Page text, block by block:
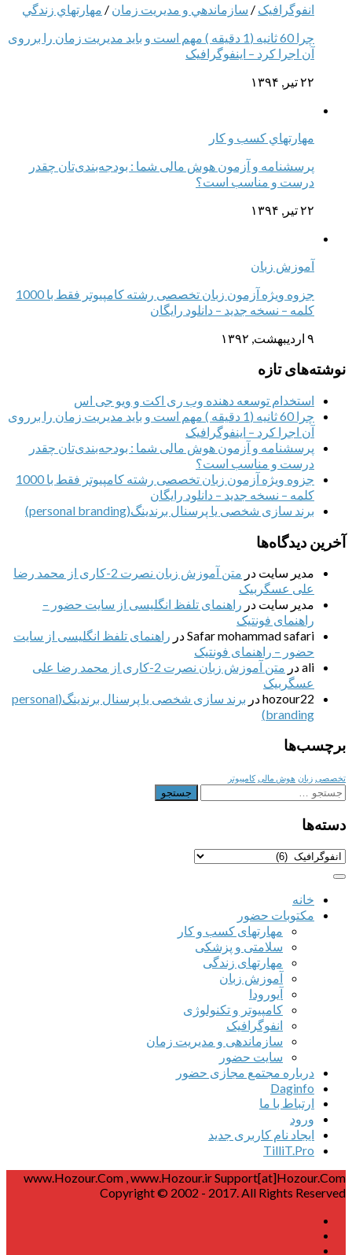
انفوگرافیک / سازماندهي و مديريت زمان / مهارتهاي زندگي
چرا 60 ثانیه (1 دقیقه ) مهم است و باید مدیریت زمان را برروی
آن اجرا کرد – اینفوگرافیک
۲۲ تیر, ۱۳۹۴
مهارتهاي كسب و كار
پرسشنامه و آزمون هوش مالی شما : بودجه‌بندی‌تان چقدر
درست و مناسب است؟
۲۲ تیر, ۱۳۹۴
آموزش زبان
جزوه ویژه آزمون زبان تخصصی رشته کامپیوتر فقط با 1000
کلمه – نسخه جدید – دانلود رایگان
۹ اردیبهشت, ۱۳۹۲
نوشته‌های تازه
استخدام توسعه دهنده وب ری اکت و ویو جی اس
چرا 60 ثانیه (1 دقیقه ) مهم است و باید مدیریت زمان را برروی
آن اجرا کرد – اینفوگرافیک
پرسشنامه و آزمون هوش مالی شما : بودجه‌بندی‌تان چقدر
درست و مناسب است؟
جزوه ویژه آزمون زبان تخصصی رشته کامپیوتر فقط با 1000
کلمه – نسخه جدید – دانلود رایگان
برند سازی شخصی یا پرسنال برندینگ(personal branding)
آخرین دیدگاه‌ها
مدیر سایت در
متن آموزش زبان نصرت 2-کاری از محمد رضا
علی عسگربیک
مدیر سایت در راهنمای تلفظ انگلیسی از سایت حضور –
راهنمای فونتیک
Safar mohammad safariدر راهنمای تلفظ انگلیسی از سایت
حضور – راهنمای فونتیک
aliدر
متن آموزش زبان نصرت 2-کاری از محمد رضا علی
عسگربیک
hozour22در
برند سازی شخصی یا پرسنال برندینگ(personal
branding)
برچسب‌ها
تخصصی زبان هوش مالی کامپیوتر
جستجو
برای:
دسته‌ها
دسته‌ها
خانه
مکتوبات حضور
مهارتهای کسب و کار
سلامتی و پزشکی
مهارتهای زندگی
آموزش زبان
آیورودا
کامپیوتر و تکنولوژی
انفوگرافیک
سازماندهی و مدیریت زمان
سایت حضور
درباره مجتمع مجازی حضور
Daginfo
ارتباط با ما
ورود
ایجاد نام کاربری جدید
TilliT.Pro
www.Hozour.Com , www.Hozour.ir Support[at]Hozour.Com
Copyright © 2002 - 2017. All Rights Reserved